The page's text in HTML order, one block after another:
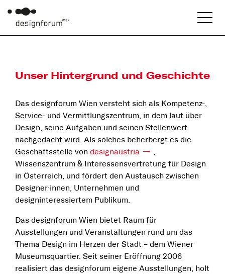
Unser Hintergrund und Geschichte
Das designforum Wien versteht sich als Kompetenz-,
Service- und Vermittlungszentrum, in dem laut über
Design, seine Aufgaben und seinen Stellenwert
nachgedacht wird. Als solches beherbergt es die
Geschäftsstelle von designaustria
Wissenszentrum & Interessensvertretung für Design
in Österreich, und fördert den Austausch zwischen
Designer·innen, Unternehmen und
designinteressiertem Publikum.
Das designforum Wien bietet Raum für
Ausstellungen und Veranstaltungen rund um das
Thema Design im Herzen der Stadt – dem Wiener
Museumsquartier. Seit seiner Eröffnung 2006
realisiert das designforum eigene Ausstellungen, holt